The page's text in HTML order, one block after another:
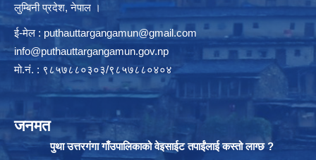
लुम्बिनी प्रदेश, नेपाल ।
ई-मेल : puthauttargangamun@gmail.com
info@puthauttargangamun.gov.np
मो.नं. : ९८५७८८०३०३/९८५७८८०४०४
जनमत
पुथा उत्तरगंगा गाँउपालिकाको वेइसाईट तपाईंलाई कस्तो लाग्छ ?